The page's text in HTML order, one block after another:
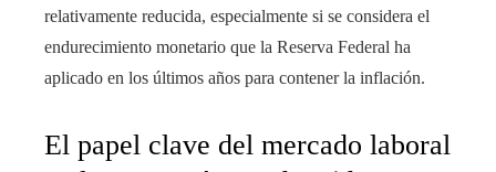
relativamente reducida, especialmente si se considera el
endurecimiento monetario que la Reserva Federal ha
aplicado en los últimos años para contener la inflación.
El papel clave del mercado laboral